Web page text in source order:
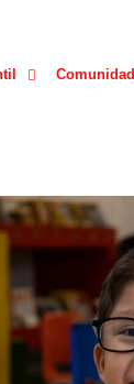
Comunidad